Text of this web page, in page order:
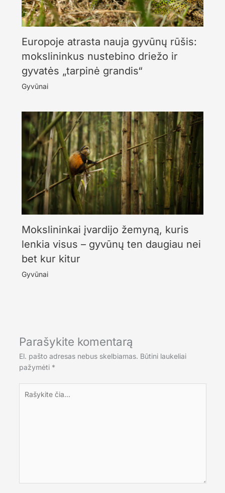
Europoje atrasta nauja gyvūnų rūšis:
mokslininkus nustebino driežo ir
gyvatės „tarpinė grandis“
Gyvūnai
Mokslininkai įvardijo žemyną, kuris
lenkia visus – gyvūnų ten daugiau nei
bet kur kitur
Gyvūnai
Parašykite komentarą
El. pašto adresas nebus skelbiamas. Būtini laukeliai
pažymėti *
čia...